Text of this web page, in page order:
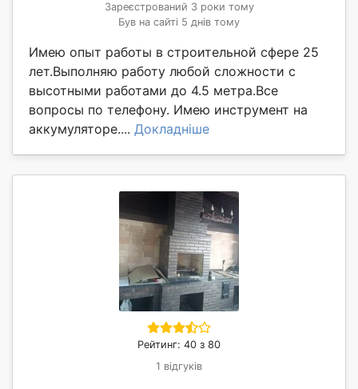
Зареєстрований 3 роки тому
Був на сайті 5 днів тому
Имею опыт работы в строительной сфере 25
лет.Выполняю работу любой сложности с
высотными работами до 4.5 метра.Все
вопросы по телефону. Имею инструмент на
аккумуляторе.... Докладніше
Рейтинг: 40 з 80
1 відгуків